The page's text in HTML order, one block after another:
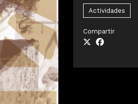
Actividades
Compartir